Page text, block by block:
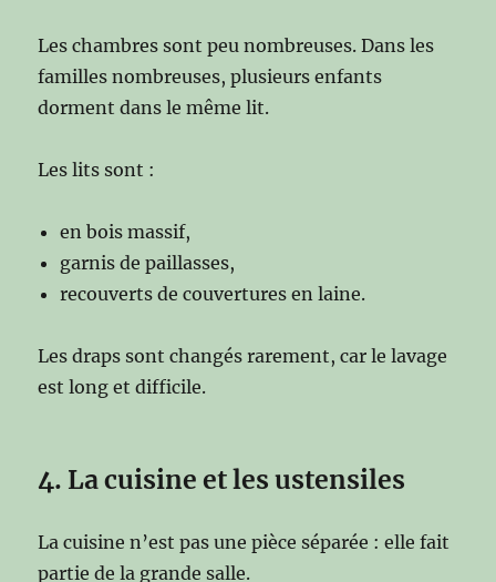
Les chambres sont peu nombreuses. Dans les
familles nombreuses, plusieurs enfants
dorment dans le même lit.
Les lits sont :
en bois massif,
garnis de paillasses,
recouverts de couvertures en laine.
Les draps sont changés rarement, car le lavage
est long et difficile.
4. La cuisine et les ustensiles
La cuisine n’est pas une pièce séparée : elle fait
partie de la grande salle.